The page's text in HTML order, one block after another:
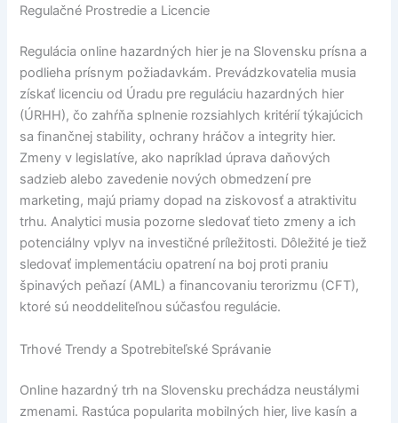
Regulačné Prostredie a Licencie
Regulácia online hazardných hier je na Slovensku prísna a
podlieha prísnym požiadavkám. Prevádzkovatelia musia
získať licenciu od Úradu pre reguláciu hazardných hier
(ÚRHH), čo zahŕňa splnenie rozsiahlych kritérií týkajúcich
sa finančnej stability, ochrany hráčov a integrity hier.
Zmeny v legislatíve, ako napríklad úprava daňových
sadzieb alebo zavedenie nových obmedzení pre
marketing, majú priamy dopad na ziskovosť a atraktivitu
trhu. Analytici musia pozorne sledovať tieto zmeny a ich
potenciálny vplyv na investičné príležitosti. Dôležité je tiež
sledovať implementáciu opatrení na boj proti praniu
špinavých peňazí (AML) a financovaniu terorizmu (CFT),
ktoré sú neoddeliteľnou súčasťou regulácie.
Trhové Trendy a Spotrebiteľské Správanie
Online hazardný trh na Slovensku prechádza neustálymi
zmenami. Rastúca popularita mobilných hier, live kasín a